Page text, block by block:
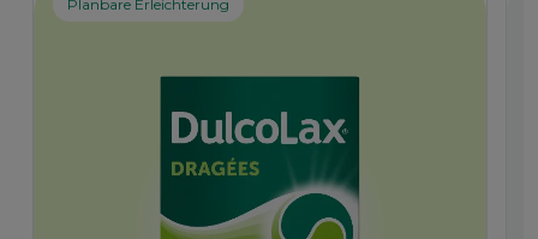
Planbare Erleichterung